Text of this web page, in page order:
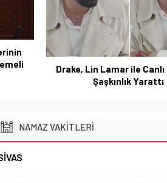
Drake, Lin Lamar ile Canlı
Şaşkınlık Yarattı
NAMAZ VAKİTLERİ